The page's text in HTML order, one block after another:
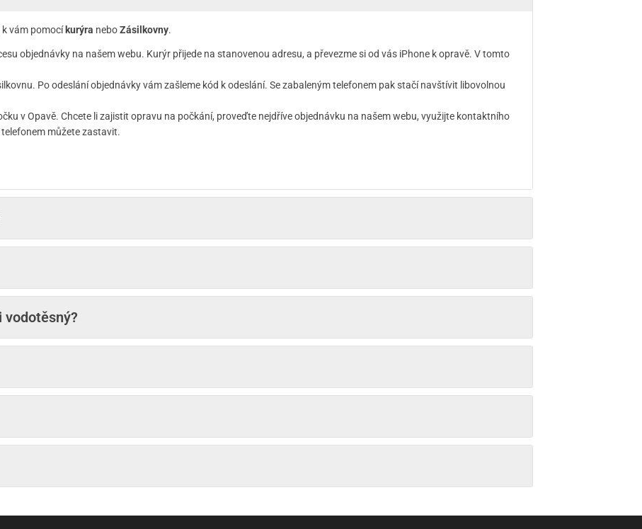
vám pomocí kurýra neboZásilkovny.
objednávky na našem webu. Kurýr přijede na stanovenou adresu, a převezme si od vás iPhone k opravě. V tomto
Po odeslání objednávky vám zašleme kód k odeslání. Se zabaleným telefonem pak stačí navštívit libovolnou
v Opavě. Chcete li zajistit opravu na počkání, proveďte nejdříve objednávku na našem webu, využijte kontaktního
můžete zastavit.
vodotěsný?